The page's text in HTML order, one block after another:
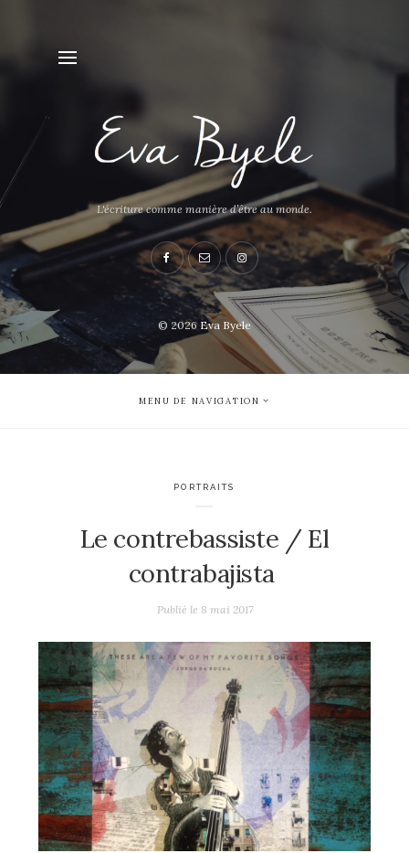
L'écriture comme manière d’être au monde.
© 2026 Eva Byele
MENU DE NAVIGATION
PORTRAITS
Le contrebassiste / El
contrabajista
Publié le 8 mai 2017